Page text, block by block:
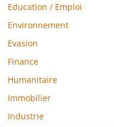
Education / Emploi
Environnement
Evasion
Finance
Humanitaire
Immobilier
Industrie